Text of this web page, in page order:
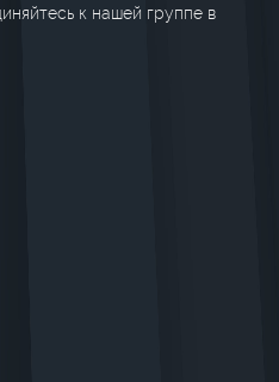
к нашей группе в